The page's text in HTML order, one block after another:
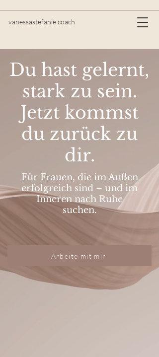
vanessastefanie.coach
Du hast gelernt,
stark zu sein.
Jetzt kommst
du zurück zu
dir.
Für Frauen, die im Außen
erfolgreich sind – und im
Inneren nach Ruhe
suchen.
Arbeite mit mir